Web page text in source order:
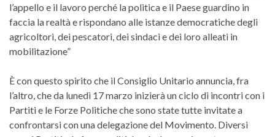
l’appello e il lavoro perché la politica e il Paese guardino in
faccia la realtà e rispondano alle istanze democratiche degli
agricoltori, dei pescatori, dei sindaci e dei loro alleati in
mobilitazione”
È con questo spirito che il Consiglio Unitario annuncia, fra
l’altro, che da lunedì 17 marzo inizierà un ciclo di incontri con i
Partiti e le Forze Politiche che sono state tutte invitate a
confrontarsi con una delegazione del Movimento. Diversi